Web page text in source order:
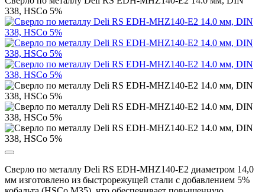
338, HSCo 5%
Сверло по металлу Deli RS EDH-MHZ140-E2 диаметром 14,0
мм изготовлено из быстрорежущей стали с добавлением 5%